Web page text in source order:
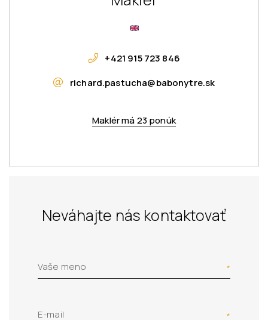
+421 915 723 846
richard.pastucha@babonytre.sk
Maklér má 23 ponúk
Neváhajte nás kontaktovať
Vaše meno
E-mail